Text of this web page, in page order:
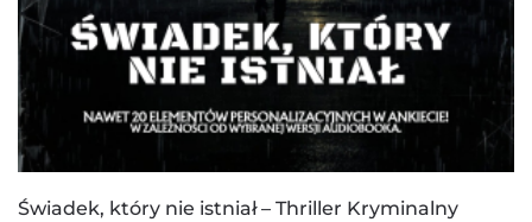
Świadek, który nie istniał – Thriller Kryminalny